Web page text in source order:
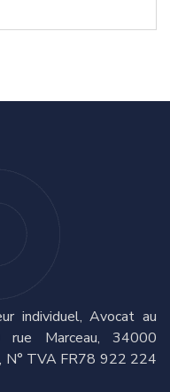
individuel, Avocat au
Marceau, 34000
TVA FR78 922 224